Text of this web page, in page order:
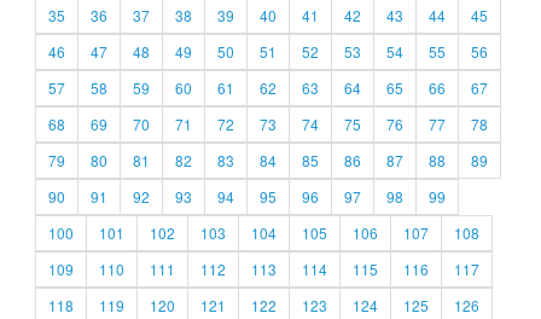
35
36 37 38 39 40 41 42 43 44
45
46
47 48 49 50 51 52 53 54 55
56
57
58 59 60 61 62 63 64 65 66
67
68
69 70 71 72 73 74 75 76 77
78
79
80 81 82 83 84 85 86 87 88
89
90
91 92 93 94 95 96 97 98
99
100
101 102 103 104 105 106 107
108
109
110 111 112 113 114 115 116
117
118
119 120 121 122 123 124 125
126